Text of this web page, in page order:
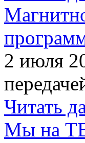
2 июля
Читать
Мы на